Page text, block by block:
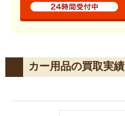
カー用品の買取実績